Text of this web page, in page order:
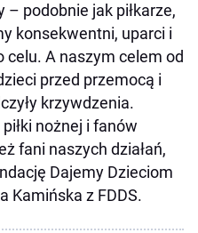
– podobnie jak piłkarze,
konsekwentni, uparci i
A naszym celem od
przed przemocą i
krzywdzenia.
nożnej i fanów
fani naszych działań,
Dajemy Dzieciom
Kamińska z FDDS.